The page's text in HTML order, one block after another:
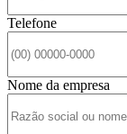
Telefone
Nome da empresa